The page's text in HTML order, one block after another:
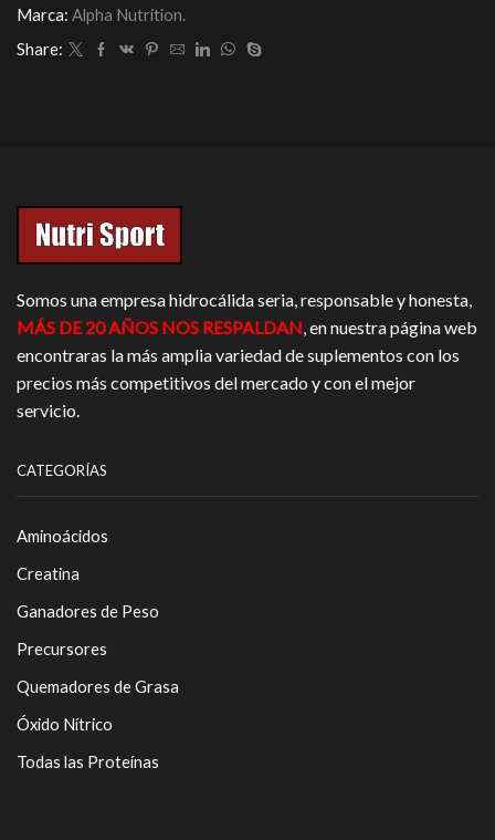
Marca: Alpha Nutrition.
Share:
Somos una empresa hidrocálida seria, responsable y honesta,
MÁS DE 20 AÑOS NOS RESPALDAN, en nuestra página web
encontraras la más amplia variedad de suplementos con los
precios más competitivos del mercado y con el mejor
servicio.
CATEGORÍAS
Aminoácidos
Creatina
Ganadores de Peso
Precursores
Quemadores de Grasa
Óxido Nítrico
Todas las Proteínas